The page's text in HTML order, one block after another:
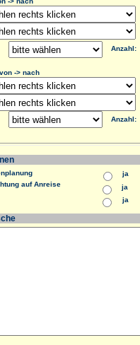
-> nach
Anzahl:
Anzahl:
auf Anreise
ja
ja
ja